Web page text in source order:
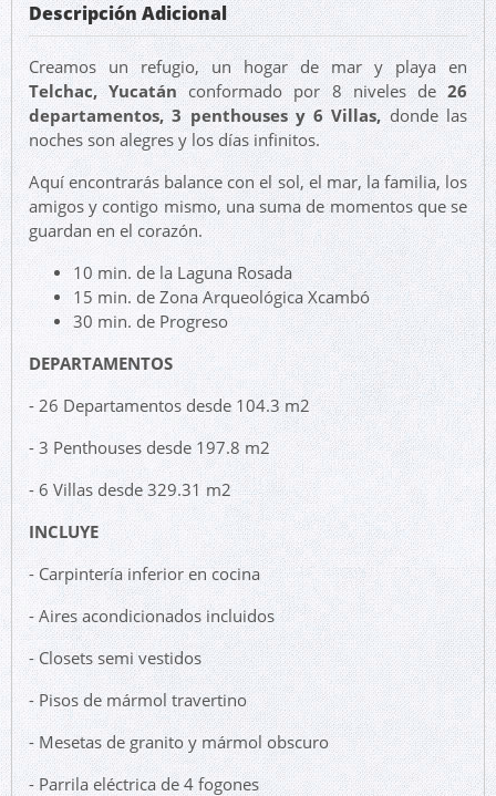
Descripción Adicional
Creamos un refugio, un hogar de mar y playa en
Telchac, Yucatánconformado por 8 niveles de26
departamentos, 3 penthouses y 6 Villas,donde las
noches son alegres y los días infinitos.
Aquí encontrarás balance con el sol, el mar, la familia, los
amigos y contigo mismo, una suma de momentos que se
guardan en el corazón.
10 min. de la Laguna Rosada
15 min. de Zona Arqueológica Xcambó
30 min. de Progreso
DEPARTAMENTOS
- 26 Departamentos desde 104.3 m2
- 3 Penthouses desde 197.8 m2
- 6 Villas desde 329.31 m2
INCLUYE
- Carpintería inferior en cocina
- Aires acondicionados incluidos
- Closets semi vestidos
- Pisos de mármol travertino
- Mesetas de granito y mármol obscuro
- Parrila eléctrica de 4 fogones